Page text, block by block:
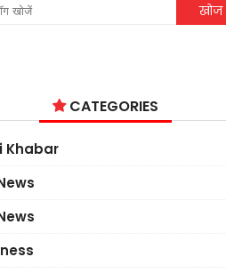
CATEGORIES
Khabar